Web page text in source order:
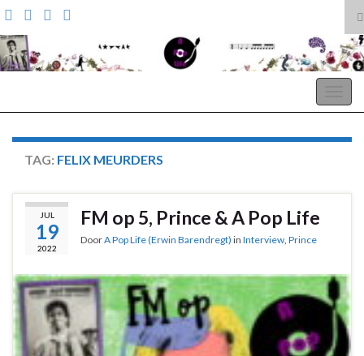
Search for:
TAG: FELIX MEURDERS
JUL
19
2022
FM op 5, Prince & A Pop Life
DoorA Pop Life (Erwin Barendregt) in Interview, Prince